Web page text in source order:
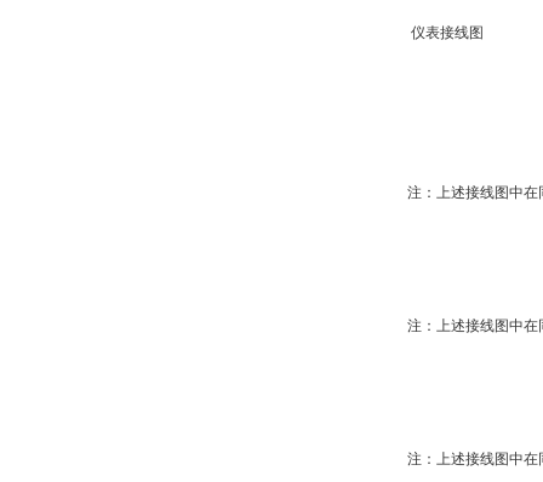
仪表接线图
注：上述接线图中
注：上述接线图中
注：上述接线图中